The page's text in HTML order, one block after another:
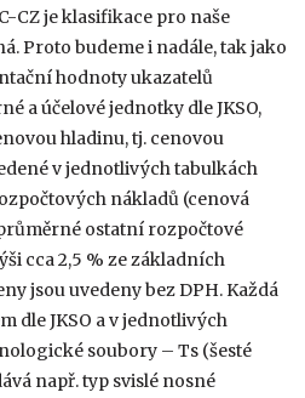
CZ je klasifikace pro naše
Proto budeme i nadále, tak jako
hodnoty ukazatelů
a účelové jednotky dle JKSO,
hladinu, tj. cenovou
v jednotlivých tabulkách
nákladů (cenová
ostatní rozpočtové
cca 2,5 % ze základních
jsou uvedeny bez DPH. Každá
dle JKSO a v jednotlivých
soubory – Ts (šesté
např. typ svislé nosné